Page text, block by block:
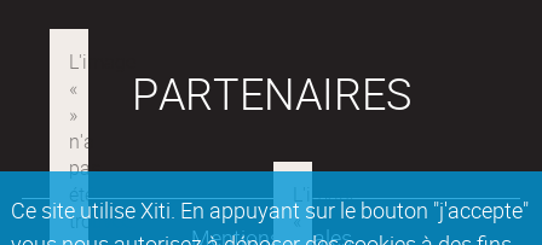
Ce site utilise Xiti. En appuyant sur le bouton "j'accepte"
PARTENAIRES
Mentions légales